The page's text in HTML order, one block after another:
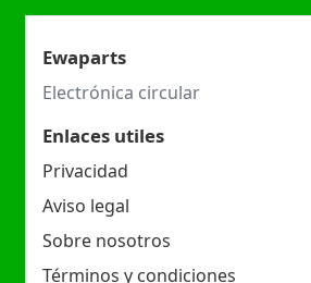
Ewaparts
Electrónica circular
Enlaces utiles
Privacidad
Aviso legal
Sobre nosotros
Términos y condiciones